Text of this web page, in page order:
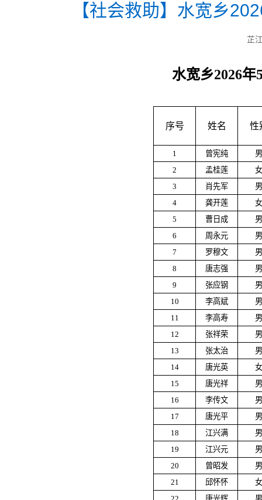
【社会救助】水宽乡
芷
水宽乡2026
序号 姓名 性
1 曾宪纯
男
2
孟桂莲
女
3
肖先军
男
4
龚开莲
女
5
曹日成
男
6
周永元
男
7
罗穆文
男
8
唐志强
男
9
张应钢
男
10
李高斌
男
11
李高寿
男
12
张祥荣
男
13
张太治
男
14
唐光英
女
15
唐光祥
男
16
李传文
男
17
唐光平
男
18
江兴满
男
19
江兴元
男
20
曾昭发
男
21
邱怀怀
女